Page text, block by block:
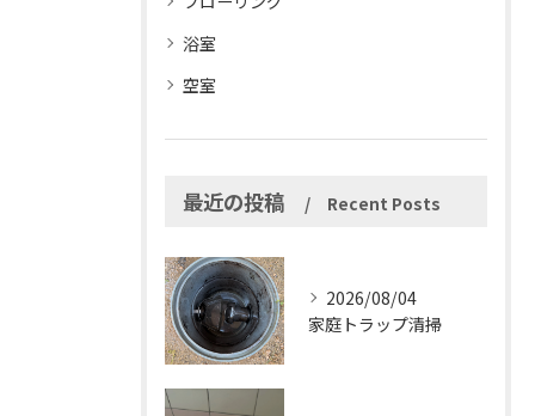
浴室
空室
最近の投稿 Recent Posts
2026/08/04
家庭トラップ清掃